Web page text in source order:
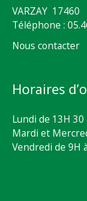
VARZAY 17460
Téléphone :
Nous contacter
Horaires
Lundi de 13H 30
Mardi et
Vendredi de 9H